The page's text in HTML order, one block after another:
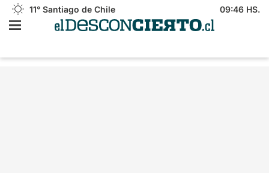
11° Santiago de Chile 09:46 HS.